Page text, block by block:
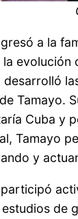
a la
evolución
desarrolló
Tamayo.
Cuba y
Tamayo
y
de